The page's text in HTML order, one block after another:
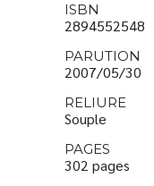
ISBN
2894552548
PARUTION
2007/05/30
RELIURE
Souple
PAGES
302 pages